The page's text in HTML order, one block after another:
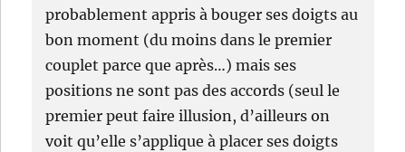
probablement appris à bouger ses doigts au
bon moment (du moins dans le premier
couplet parce que après…) mais ses
positions ne sont pas des accords (seul le
premier peut faire illusion, d’ailleurs on
voit qu’elle s’applique à placer ses doigts